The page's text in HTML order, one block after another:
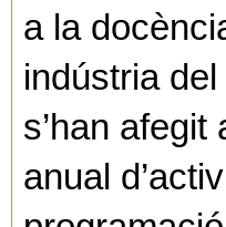
a la
indústria
s’han afegit
anual